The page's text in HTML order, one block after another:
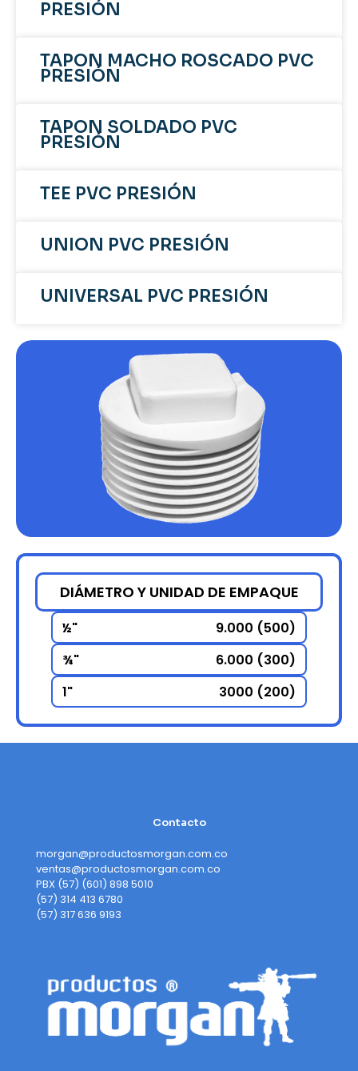
PRESIÓN
TAPON MACHO ROSCADO PVC
PRESIÓN
TAPON SOLDADO PVC
PRESIÓN
TEE PVC PRESIÓN
UNION PVC PRESIÓN
UNIVERSAL PVC PRESIÓN
DIÁMETRO Y UNIDAD DE EMPAQUE
½"
9.000 (500)
¾"
6.000 (300)
1"
3000 (200)
Contacto
morgan@productosmorgan.com.co
ventas@productosmorgan.com.co
PBX (57) (601) 898 5010
(57) 314 413 6780
(57) 317 636 9193